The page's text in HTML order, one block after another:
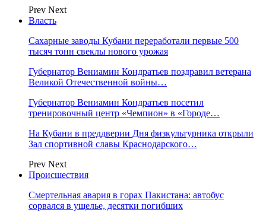
Prev Next
Власть
Сахарные заводы Кубани переработали первые 500
тысяч тонн свеклы нового урожая
Губернатор Вениамин Кондратьев поздравил ветерана
Великой Отечественной войны…
Губернатор Вениамин Кондратьев посетил
тренировочный центр «Чемпион» в «Городе…
На Кубани в преддверии Дня физкультурника открыли
Зал спортивной славы Краснодарского…
Prev Next
Происшествия
Смертельная авария в горах Пакистана: автобус
сорвался в ущелье, десятки погибших